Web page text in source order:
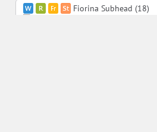
Fiorina Subhead (18)